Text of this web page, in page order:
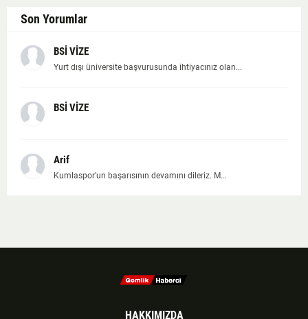
Son Yorumlar
BSİ VİZE
Yurt dışı üniversite başvurusunda ihtiyacınız olan...
BSİ VİZE
Arif
Kumlaspor'un başarısının devamını dileriz. M...
HAKKIMIZDA